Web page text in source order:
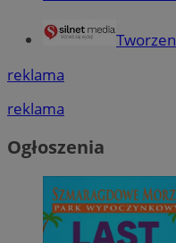
reklama
reklama
Ogłoszenia